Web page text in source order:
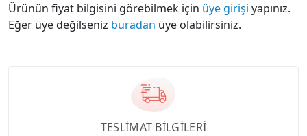
Ürünün fiyat bilgisini görebilmek için üye girişi yapınız.
Eğer üye değilseniz buradan üye olabilirsiniz.
TESLİMAT BİLGİLERİ